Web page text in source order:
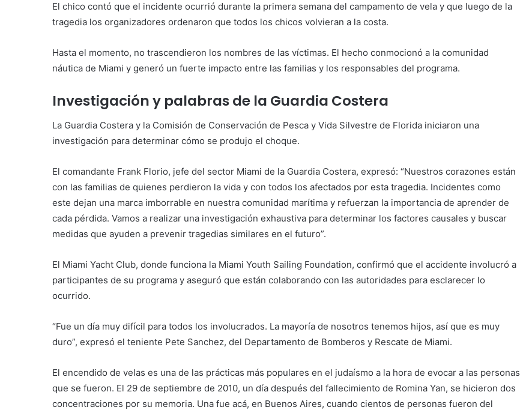
El chico contó que el incidente ocurrió durante la primera semana del campamento de vela y que luego de la
tragedia los organizadores ordenaron que todos los chicos volvieran a la costa.
Hasta el momento, no trascendieron los nombres de las víctimas. El hecho conmocionó a la comunidad
náutica de Miami y generó un fuerte impacto entre las familias y los responsables del programa.
Investigación y palabras de la Guardia Costera
La Guardia Costera y la Comisión de Conservación de Pesca y Vida Silvestre de Florida iniciaron una
investigación para determinar cómo se produjo el choque.
El comandante Frank Florio, jefe del sector Miami de la Guardia Costera, expresó: “Nuestros corazones están
con las familias de quienes perdieron la vida y con todos los afectados por esta tragedia. Incidentes como
este dejan una marca imborrable en nuestra comunidad marítima y refuerzan la importancia de aprender de
cada pérdida. Vamos a realizar una investigación exhaustiva para determinar los factores causales y buscar
medidas que ayuden a prevenir tragedias similares en el futuro”.
El Miami Yacht Club, donde funciona la Miami Youth Sailing Foundation, confirmó que el accidente involucró a
participantes de su programa y aseguró que están colaborando con las autoridades para esclarecer lo
ocurrido.
“Fue un día muy difícil para todos los involucrados. La mayoría de nosotros tenemos hijos, así que es muy
duro”, expresó el teniente Pete Sanchez, del Departamento de Bomberos y Rescate de Miami.
El encendido de velas es una de las prácticas más populares en el judaísmo a la hora de evocar a las personas
que se fueron. El 29 de septiembre de 2010, un día después del fallecimiento de Romina Yan, se hicieron dos
concentraciones por su memoria. Una fue acá, en Buenos Aires, cuando cientos de personas fueron del